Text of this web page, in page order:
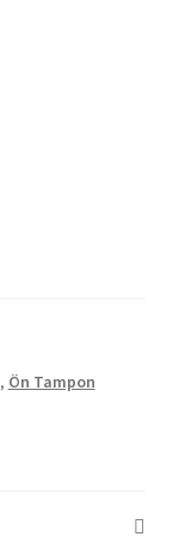
, Ön Tampon